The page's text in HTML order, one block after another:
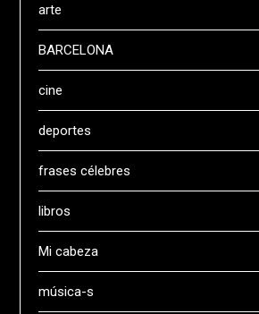
arte
BARCELONA
cine
deportes
frases célebres
libros
Mi cabeza
música-s